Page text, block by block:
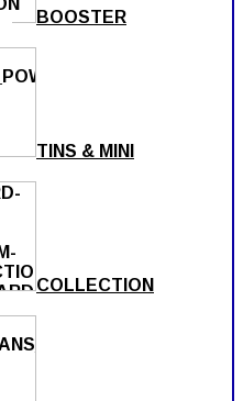
BOOSTER
TINS & MINI
COLLECTION